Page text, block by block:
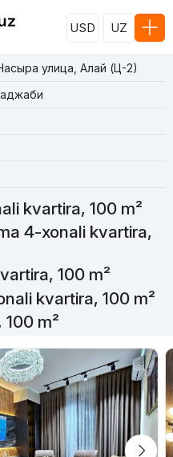
USD UZ
улица, Алай (Ц-2)
kvartira, 100 m²
4-xonali kvartira,
100 m²
kvartira, 100 m²
m²